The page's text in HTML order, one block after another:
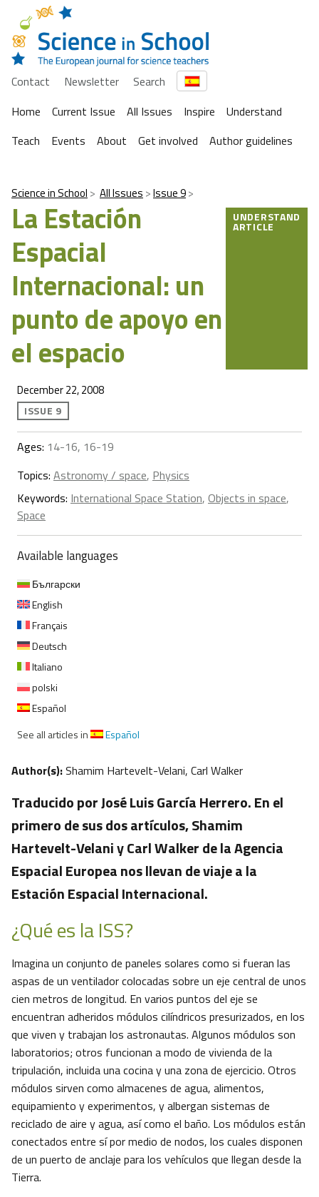
Contact Newsletter
Search
Home
Current Issue All Issues Inspire
Understand
Teach
Events About Get involved Author guidelines
Science in School All Issues Issue 9
La Estación
Espacial
Internacional: un
punto de apoyo en
el espacio
UNDERSTAND
ARTICLE
December 22, 2008
ISSUE 9
Ages: 14-16, 16-19
Topics: Astronomy / space, Physics
Keywords: International Space Station, Objects in space,
Space
Available languages
Български
English
Français
Deutsch
Italiano
polski
Español
See all articles in
Español
Author(s):Shamim Hartevelt-Velani, Carl Walker
Traducido por José Luis García Herrero. En el
primero de sus dos artículos, Shamim
Hartevelt-Velani y Carl Walker de la Agencia
Espacial Europea nos llevan de viaje a la
Estación Espacial Internacional.
¿Qué es la ISS?
Imagina un conjunto de paneles solares como si fueran las
aspas de un ventilador colocadas sobre un eje central de unos
cien metros de longitud. En varios puntos del eje se
encuentran adheridos módulos cilíndricos presurizados, en los
que viven y trabajan los astronautas. Algunos módulos son
laboratorios; otros funcionan a modo de vivienda de la
tripulación, incluida una cocina y una zona de ejercicio. Otros
módulos sirven como almacenes de agua, alimentos,
equipamiento y experimentos, y albergan sistemas de
reciclado de aire y agua, así como el baño. Los módulos están
conectados entre sí por medio de nodos, los cuales disponen
de un puerto de anclaje para los vehículos que llegan desde la
Tierra.